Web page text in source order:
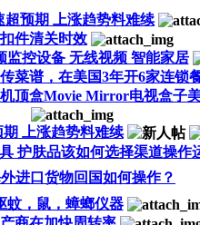
超预期 上涨趋势料难续
件清关时效
监控设备 无线视频 智能家居
菜谱，在美国3年开6家连锁
顶盒Movie Mirror电视盒子
上涨趋势料难续
护肤品该如何选择渠道操作
进口货物回国如何操作？
蚊，鼠，蟑螂仪器